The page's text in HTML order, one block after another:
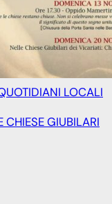
LOCALI
CHIESE GIUBILARI